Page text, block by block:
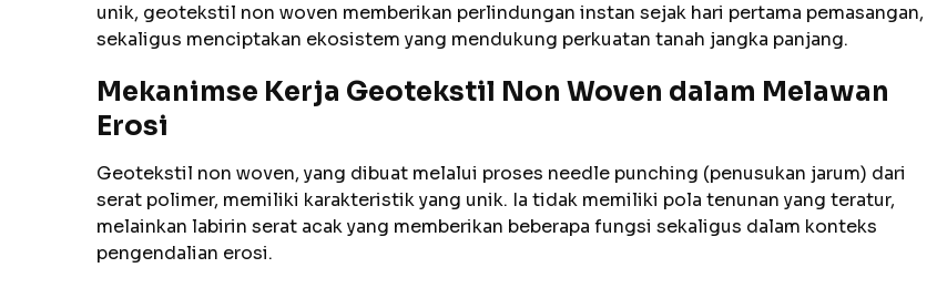
unik, geotekstil non woven memberikan perlindungan instan sejak hari pertama pemasangan,
sekaligus menciptakan ekosistem yang mendukung perkuatan tanah jangka panjang.
Mekanimse Kerja Geotekstil Non Woven dalam Melawan
Erosi
Geotekstil non woven, yang dibuat melalui proses needle punching (penusukan jarum) dari
serat polimer, memiliki karakteristik yang unik. Ia tidak memiliki pola tenunan yang teratur,
melainkan labirin serat acak yang memberikan beberapa fungsi sekaligus dalam konteks
pengendalian erosi.